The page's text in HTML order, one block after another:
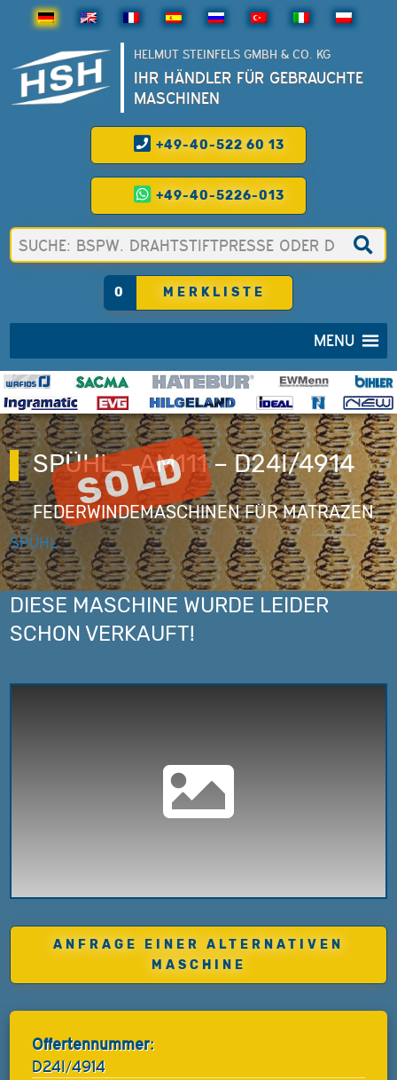
HELMUT STEINFELS GMBH & CO. KG
IHR HÄNDLER FÜR GEBRAUCHTE
MASCHINEN
+49-40-522 60 13
+49-40-5226-013
0 MERKLISTE
MENU
SPÜHL – AM111 – D24I/4914
FEDERWINDEMASCHINEN FÜR MATRAZEN
SPÜHL
DIESE MASCHINE WURDE LEIDER
SCHON VERKAUFT!
ANFRAGE EINER ALTERNATIVEN
MASCHINE
Offertennummer:
D24I/4914